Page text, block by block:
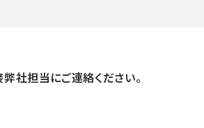
社担当にご連絡ください。